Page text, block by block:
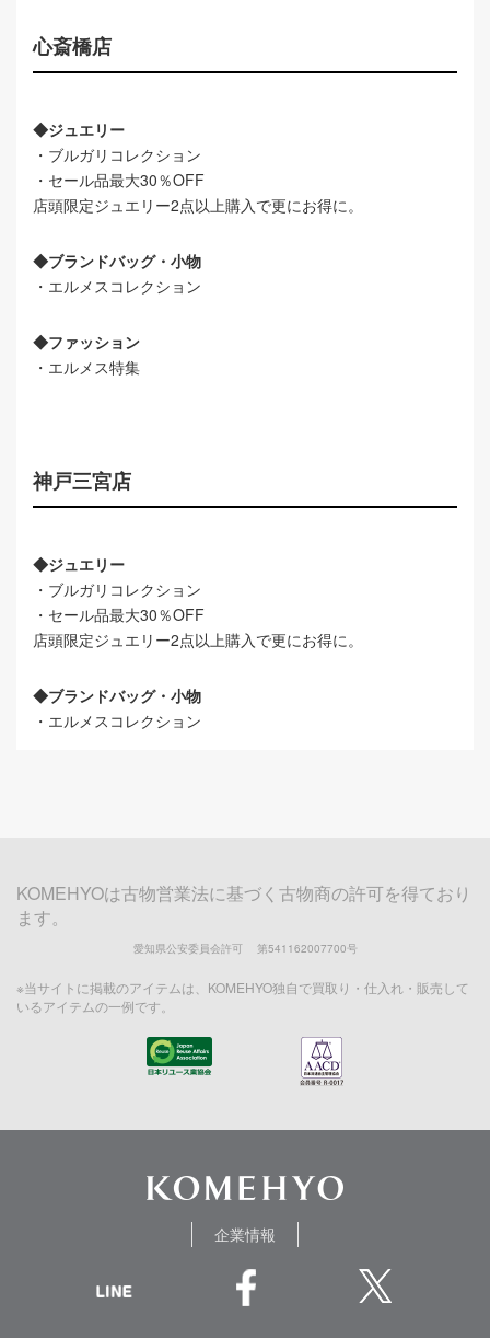
心斎橋店
◆ジュエリー
・ブルガリコレクション
・セール品最大30％OFF
店頭限定ジュエリー2点以上購入で更にお得に。
◆ブランドバッグ・小物
・エルメスコレクション
◆ファッション
・エルメス特集
神戸三宮店
◆ジュエリー
・ブルガリコレクション
・セール品最大30％OFF
店頭限定ジュエリー2点以上購入で更にお得に。
◆ブランドバッグ・小物
・エルメスコレクション
KOMEHYOは古物営業法に基づく古物商の許可を得ており
ます。
愛知県公安委員会許可 第541162007700号
※当サイトに掲載のアイテムは、KOMEHYO独自で買取り・仕入れ・販売して
いるアイテムの一例です。
企業情報